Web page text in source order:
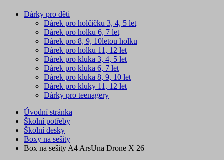
Dárky pro děti
Dárek pro holčičku 3, 4, 5 let
Dárek pro holku 6, 7 let
Dárek pro 8, 9, 10letou holku
Dárek pro holku 11, 12 let
Dárek pro kluka 3, 4, 5 let
Dárek pro kluka 6, 7 let
Dárek pro kluka 8, 9, 10 let
Dárek pro kluky 11, 12 let
Dárky pro teenagery
Úvodní stránka
Školní potřeby
Školní desky
Boxy na sešity
Box na sešity A4 ArsUna Drone X 26